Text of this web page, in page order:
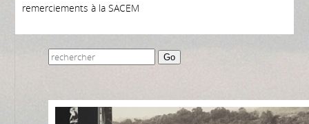
remerciements à la SACEM
Go